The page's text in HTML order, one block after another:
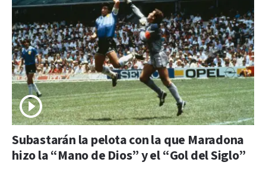
Subastarán la pelota con la que Maradona
hizo la “Mano de Dios” y el “Gol del Siglo”